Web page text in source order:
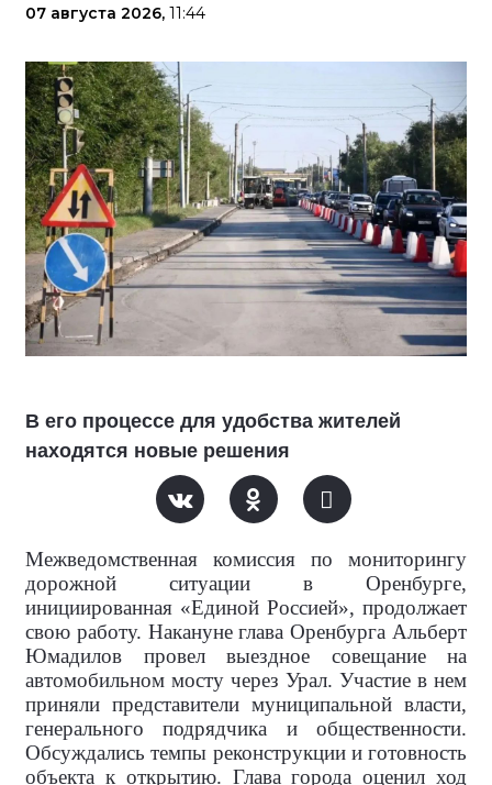
07 августа 2026, 11:44
В его процессе для удобства жителей
находятся новые решения
Межведомственная комиссия по мониторингу
дорожной ситуации в Оренбурге,
инициированная «Единой Россией», продолжает
свою работу. Накануне глава Оренбурга Альберт
Юмадилов провел выездное совещание на
автомобильном мосту через Урал. Участие в нем
приняли представители муниципальной власти,
генерального подрядчика и общественности.
Обсуждались темпы реконструкции и готовность
объекта к открытию. Глава города оценил ход